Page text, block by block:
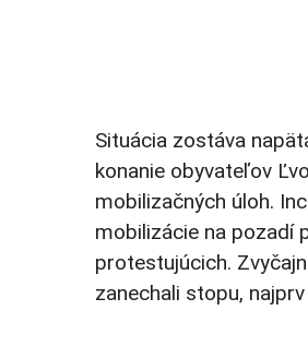
Situácia zostáva
konanie obyvateľov
mobilizačných úloh.
mobilizácie na pozadí
protestujúcich.
zanechali stopu,